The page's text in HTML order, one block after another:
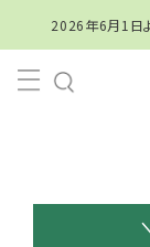
2026年6月1日